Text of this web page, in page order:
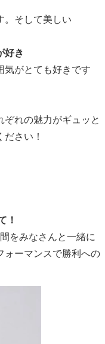
。そして美しい
好き
気がとても好きです
ぞれの魅力がギュッと
さい！
！
をみなさんと一緒に
ォーマンスで勝利への